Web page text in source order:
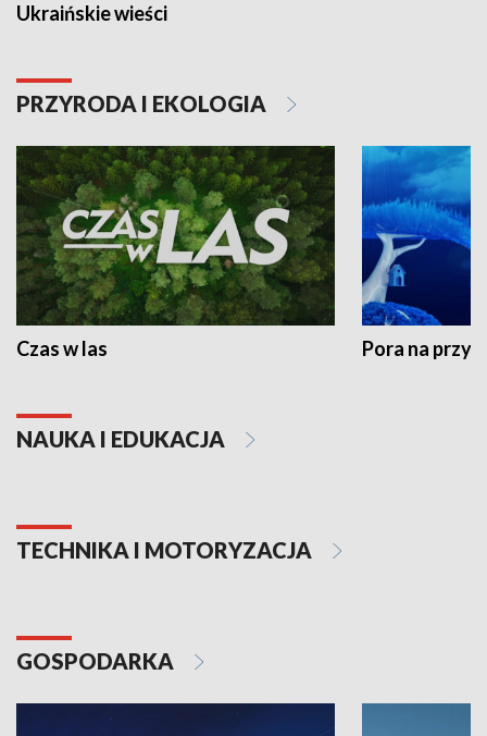
Ukraińskie wieści
PRZYRODA I EKOLOGIA
Czas w las Pora na
NAUKA I EDUKACJA
TECHNIKA I MOTORYZACJA
GOSPODARKA